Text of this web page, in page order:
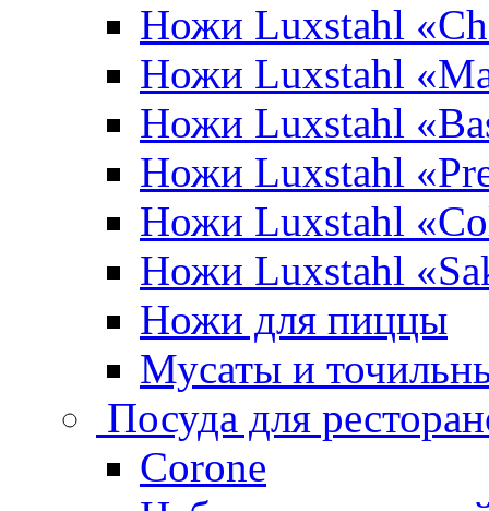
Ножи Luxstahl
Ножи Luxstahl
Ножи Luxstahl
Ножи Luxstahl
Ножи Luxstahl
Ножи Luxstahl
Ножи для пиццы
Мусаты и
Посуда для
Corone